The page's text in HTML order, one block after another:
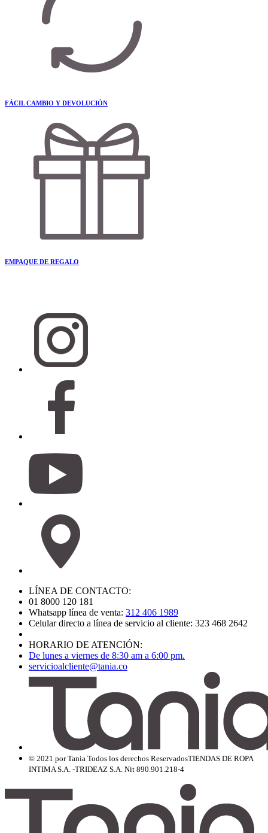
FÁCIL CAMBIO Y DEVOLUCIÓN
EMPAQUE DE REGALO
LÍNEA DE CONTACTO:
01 8000 120 181
Whatsapp línea de venta: 312 406 1989
Celular directo a línea de servicio al cliente: 323 468 2642
HORARIO DE ATENCIÓN:
De lunes a viernes de 8:30 am a 6:00 pm.
servicioalcliente@tania.co
© 2021 por Tania Todos los derechos ReservadosTIENDAS DE ROPA
INTIMA S.A. -TRIDEAZ S.A. Nit 890.901.218-4